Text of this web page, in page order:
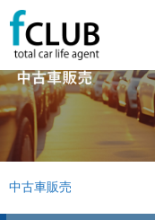
中古車販売